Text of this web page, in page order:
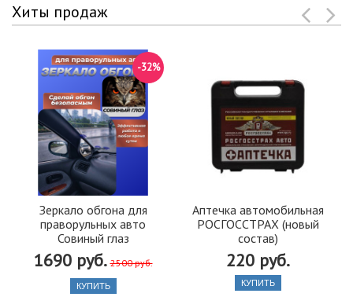
Хиты продаж
Зеркало обгона для
праворульных авто
Совиный глаз
1690 руб. 2500 руб.
-32%
КУПИТЬ
Аптечка автомобильная
РОСГОССТРАХ (новый
состав)
220 руб.
КУПИТЬ